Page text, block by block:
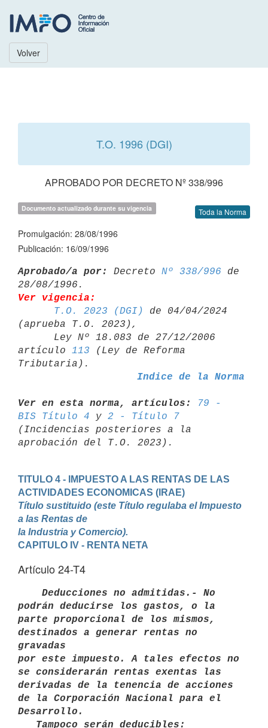
Volver
T.O. 1996 (DGI)
APROBADO POR DECRETO Nº 338/996
Documento actualizado durante su vigencia Toda la Norma
Promulgación: 28/08/1996
Publicación: 16/09/1996
Aprobado/a por: Decreto Nº 338/996 de
Ver vigencia:
T.O. 2023 (DGI)
de 04/04/2024
(aprueba T.O. 2023),
artículo 113 (Ley de Reforma
Indice de la Norma
Ver en esta norma, artículos:
79 -
BIS Título 4 y 2 - Título 7
(Incidencias posteriores a la
TITULO 4 - IMPUESTO A LAS RENTAS DE LAS
Título sustituido (este Título regulaba el Impuesto
a las Rentas de
la Industria y Comercio).
CAPITULO IV - RENTA NETA
Artículo 24-T4
   Deducciones no admitidas.- No
podrán deducirse los gastos, o la
parte proporcional de los mismos,
destinados a generar rentas no
gravadas
por este impuesto. A tales efectos no
se considerarán rentas exentas las
derivadas de la tenencia de acciones
de la Corporación Nacional para el
Desarrollo.